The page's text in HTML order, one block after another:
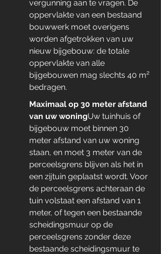
vergunning aan te vragen. De
oppervlakte van een bestaand
bouwwerk moet overigens
worden afgetrokken van uw
nieuw bijgebouw: de totale
oppervlakte van alle
bijgebouwen mag slechts 40 m²
bedragen.
Maximaal op 30 meter afstand
van uw woningUw tuinhuis of
bijgebouw moet binnen 30
meter afstand van uw woning
staan, en moet 3 meter van de
perceelsgrens blijven als het in
een zijtuin geplaatst wordt. Voor
de perceelsgrens achteraan de
tuin volstaat een afstand van 1
meter, of tegen een bestaande
scheidingsmuur op de
perceelsgrens zonder deze
bestaande scheidingsmuur te